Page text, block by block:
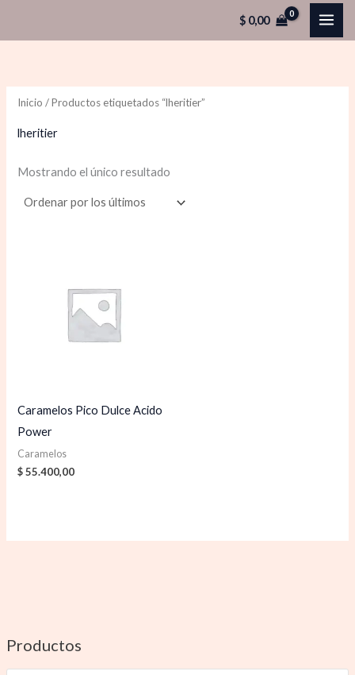
$0,00
Productos
Inicio / Productos etiquetados “lheritier”
lheritier
Mostrando el único resultado
Caramelos Pico Dulce Acido
Power
Caramelos
$55.400,00